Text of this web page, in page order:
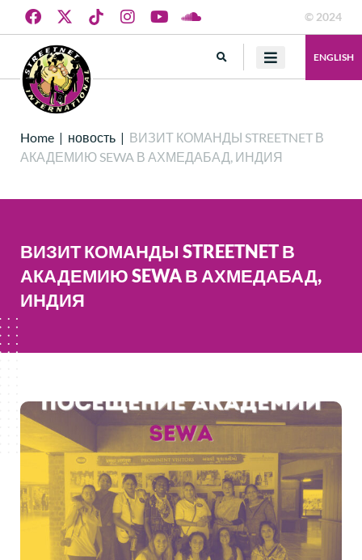
© 2024
ENGLISH
Home | новость | ВИЗИТ КОМАНДЫ STREETNET В
АКАДЕМИЮ SEWA В АХМЕДАБАД, ИНДИЯ
ВИЗИТ КОМАНДЫ STREETNET В
АКАДЕМИЮ SEWA В АХМЕДАБАД,
ИНДИЯ